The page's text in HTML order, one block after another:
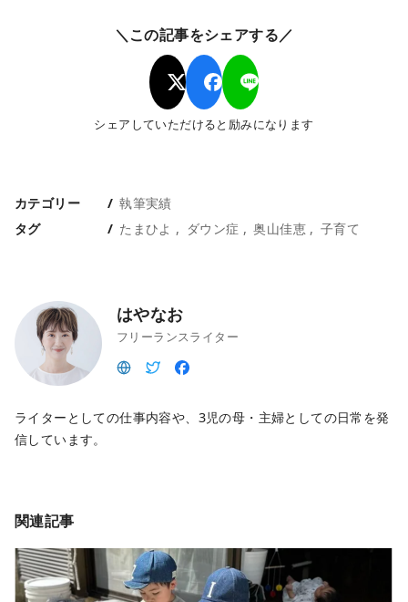
＼この記事をシェアする／
シェアしていただけると励みになります
カテゴリー
執筆実績
タグ
たまひよ ダウン症 奥山佳恵 子育て
はやなお
フリーランスライター
ライターとしての仕事内容や、3児の母・主婦としての日常を発
信しています。
関連記事